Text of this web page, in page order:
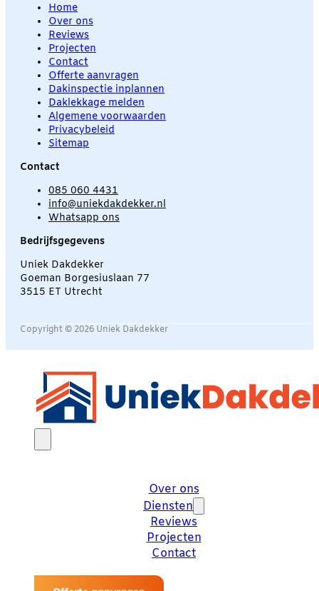
Home
Over ons
Reviews
Projecten
Contact
Offerte aanvragen
Dakinspectie inplannen
Daklekkage melden
Algemene voorwaarden
Privacybeleid
Sitemap
Contact
085 060 4431
info@uniekdakdekker.nl
Whatsapp ons
Bedrijfsgegevens
Uniek Dakdekker
Goeman Borgesiuslaan 77
3515 ET Utrecht
Copyright © 2026 Uniek Dakdekker
Over ons
Diensten
Reviews
Projecten
Contact